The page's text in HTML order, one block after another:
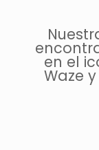
en el
Waze